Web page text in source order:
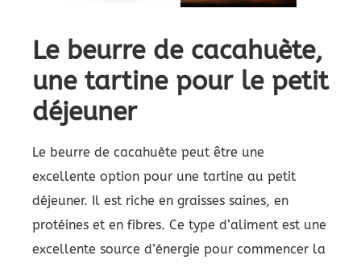
Le beurre de cacahuète,
une tartine pour le petit
déjeuner
Le beurre de cacahuète peut être une
excellente option pour une tartine au petit
déjeuner. Il est riche en graisses saines, en
protéines et en fibres. Ce type d’aliment est une
excellente source d’énergie pour commencer la